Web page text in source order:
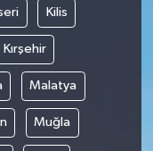
Kilis
Kırşehir
Malatya
Muğla